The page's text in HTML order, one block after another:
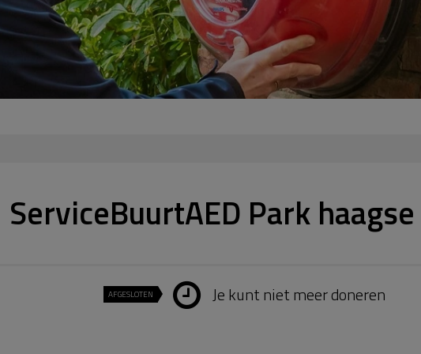
ServiceBuurtAED Park
AFGESLOTEN Je kunt niet meer doneren